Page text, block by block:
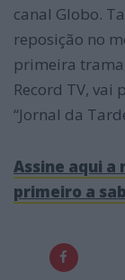
canal Globo.
reposição no
primeira trama
Record TV, vai
“Jornal da
Assine aqui a
primeiro a